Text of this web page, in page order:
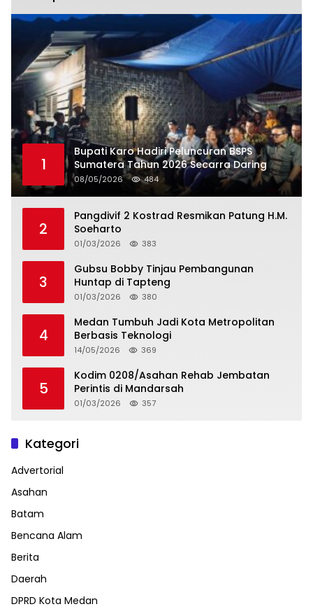
1
Bupati Karo Hadiri Peluncuran BSPS
Sumatera Tahun 2026 Secarra Daring
08/05/2026 484
2
Pangdivif 2 Kostrad Resmikan Patung H.M.
Soeharto
01/03/2026 383
3
Gubsu Bobby Tinjau Pembangunan
Huntap di Tapteng
01/03/2026 380
4
Medan Tumbuh Jadi Kota Metropolitan
Berbasis Teknologi
14/05/2026 369
5
Kodim 0208/Asahan Rehab Jembatan
Perintis di Mandarsah
01/03/2026 357
Kategori
Advertorial
Asahan
Batam
Bencana Alam
Berita
Daerah
DPRD Kota Medan